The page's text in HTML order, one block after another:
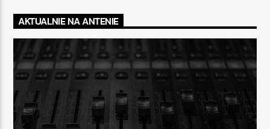
AKTUALNIE NA ANTENIE